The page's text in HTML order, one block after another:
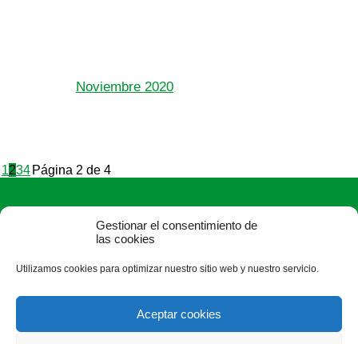
Gestionar el consentimiento de
las cookies
Utilizamos cookies para optimizar nuestro sitio web y nuestro servicio.
Aceptar cookies
Noviembre 2020
1234 Página 2 de 4
ASAJA León - Jóvenes Agricultores
Paseo Salamanca, 1 bajo - 24009 León - España · Tel.: +34
987 24 52 31 · Fax: +34 987 87 60 12 ·